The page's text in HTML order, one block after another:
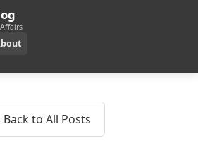
to All Posts